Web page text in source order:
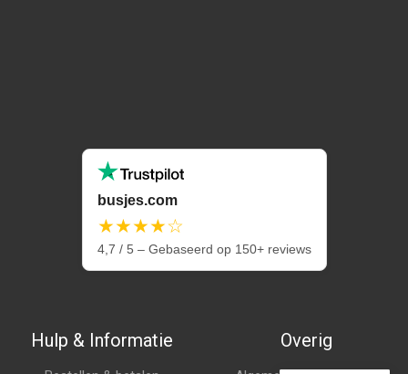
busjes.com
★★★★☆
4,7 / 5 – Gebaseerd op 150+ reviews
Hulp & Informatie Overig